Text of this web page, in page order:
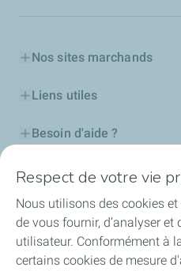
Nos sites marchands
Liens utiles
Besoin d'aide ?
Nos cartes
Certificats d'économies
Nos partenaires
Respect de votre vie
Nous utilisons des cookies
de vous fournir, d’analyser et
utilisateur. Conformément à
certains cookies de mesure